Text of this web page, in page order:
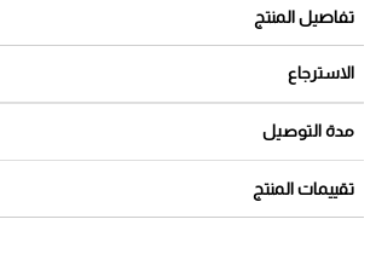
تفاصيل المنتج
الاسترجاع
مدة الاسترجاع 2 أيام من تاريخ استلام الطلب
لمراجعة سياسة الاسترجاع عبر الرابط التالي
مدة التوصيل
داخل السعودية: من 3 الى 8 أيام عمل
تقييمات المنتج